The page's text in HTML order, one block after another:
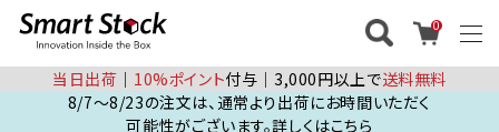
0
当日出荷 │ 10%ポイント付与│3,000円以上で送料無料
8/7～8/23の注文は、通常より出荷にお時間いただく
可能性がございます。詳しくはこちら